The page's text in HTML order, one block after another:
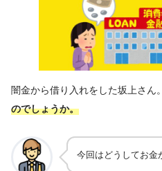
闇金から借り入れをした坂上さん。
のでしょうか。
今回はどうしてお金